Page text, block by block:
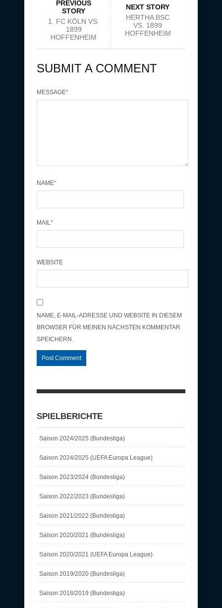
PREVIOUS
STORY
1. FC KÖLN VS.
1899
HOFFENHEIM
NEXT STORY
HERTHA BSC
VS. 1899
HOFFENHEIM
SUBMIT A COMMENT
MESSAGE*
NAME*
MAIL *
WEBSITE
NAME, E-MAIL-ADRESSE UND WEBSITE IN DIESEM
BROWSER FÜR MEINEN NÄCHSTEN KOMMENTAR
SPEICHERN.
SPIELBERICHTE
Saison 2024/2025 (Bundesliga)
Saison 2024/2025 (UEFA Europa League)
Saison 2023/2024 (Bundesliga)
Saison 2022/2023 (Bundesliga)
Saison 2021/2022 (Bundesliga)
Saison 2020/2021 (Bundesliga)
Saison 2020/2021 (UEFA Europa League)
Saison 2019/2020 (Bundesliga)
Saison 2018/2019 (Bundesliga)